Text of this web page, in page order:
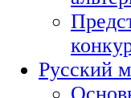
Русский